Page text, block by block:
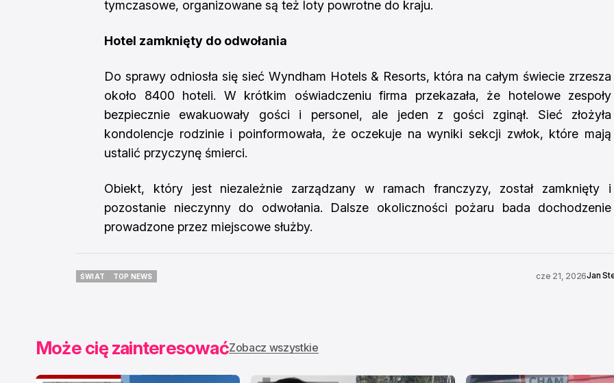
tymczasowe, organizowane są też loty powrotne do kraju.
Hotel zamknięty do odwołania
Do sprawy odniosła się sieć Wyndham Hotels & Resorts, która na całym świecie zrzesza
około 8400 hoteli. W krótkim oświadczeniu firma przekazała, że hotelowe zespoły
bezpiecznie ewakuowały gości i personel, ale jeden z gości zginął. Sieć złożyła
kondolencje rodzinie i poinformowała, że oczekuje na wyniki sekcji zwłok, które mają
ustalić przyczynę śmierci.
Obiekt, który jest niezależnie zarządzany w ramach franczyzy, został zamknięty i
pozostanie nieczynny do odwołania. Dalsze okoliczności pożaru bada dochodzenie
prowadzone przez miejscowe służby.
ŚWIAT
TOP NEWS
cze 21, 2026Jan
Może cię zainteresowaćZobacz wszystkie